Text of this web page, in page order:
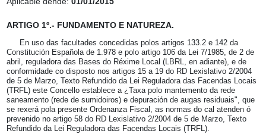
ARTIGO 1º.- FUNDAMENTO E NATUREZA.
En uso das facultades concedidas polos artigos 133.2 e 142 da
Constitución Española de 1.978 e polo artigo 106 da Lei 7/1985, de 2 de
abril, reguladora das Bases do Réxime Local (LBRL, en adiante), e de
conformidade co disposto nos artigos 15 a 19 do RD Lexislativo 2/2004
de 5 de Marzo, Texto Refundido da Lei Reguladora das Facendas Locais
(TRFL) este Concello establece a ¿Taxa polo mantemento da rede
saneamento (rede de sumidoiros) e depuración de augas residuais", que
se rexerá pola presente Ordenanza Fiscal, as normas do cal atenden ó
prevenido no artigo 58 do RD Lexislativo 2/2004 de 5 de Marzo, Texto
Refundido da Lei Reguladora das Facendas Locais (TRFL).